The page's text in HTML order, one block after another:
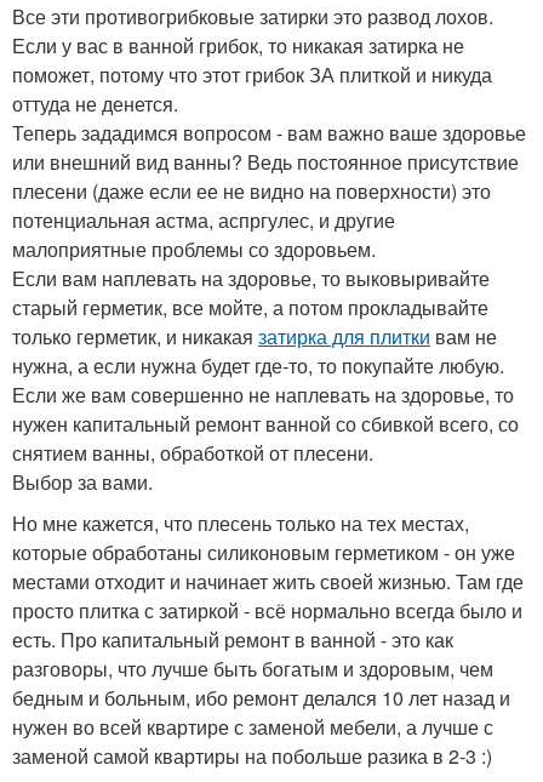
Все эти противогрибковые затирки это развод лохов.
Если у вас в ванной грибок, то никакая затирка не
поможет, потому что этот грибок ЗА плиткой и никуда
оттуда не денется.
Теперь зададимся вопросом - вам важно ваше здоровье
или внешний вид ванны? Ведь постоянное присутствие
плесени (даже если ее не видно на поверхности) это
потенциальная астма, аспргулес, и другие
малоприятные проблемы со здоровьем.
Если вам наплевать на здоровье, то выковыривайте
старый герметик, все мойте, а потом прокладывайте
только герметик, и никакая затирка для плитки вам не
нужна, а если нужна будет где-то, то покупайте любую.
Если же вам совершенно не наплевать на здоровье, то
нужен капитальный ремонт ванной со сбивкой всего, со
снятием ванны, обработкой от плесени.
Выбор за вами.
Но мне кажется, что плесень только на тех местах,
которые обработаны силиконовым герметиком - он уже
местами отходит и начинает жить своей жизнью. Там где
просто плитка с затиркой - всё нормально всегда было и
есть. Про капитальный ремонт в ванной - это как
разговоры, что лучше быть богатым и здоровым, чем
бедным и больным, ибо ремонт делался 10 лет назад и
нужен во всей квартире с заменой мебели, а лучше с
заменой самой квартиры на побольше разика в 2-3 :)